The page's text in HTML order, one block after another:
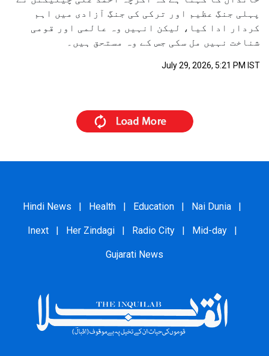
پہلی جنگِ عظیم اور ترکی کی جنگِ آزادی میں اہم
کردار ادا کیا، لیکن انہیں وہ عالمی اور قومی
شناخت نہیں مل سکی جس کے وہ مستحق ہیں۔
July 29, 2026, 5:21 PM IST
Hindi News Health Education Nai Dunia
Inext Her Zindagi Radio City Mid-day
Gujarati News